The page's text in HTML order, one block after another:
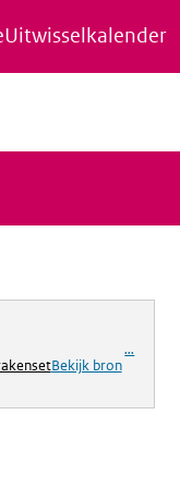
Uitwisselkalender
Bekijk bron
...